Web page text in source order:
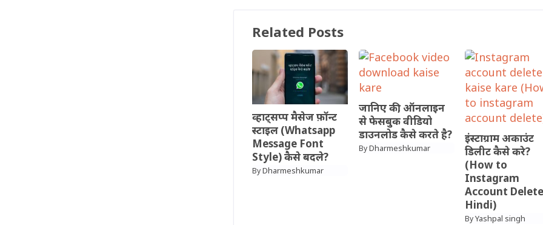
Related Posts
व्हाट्सप्प मैसेज फ़ॉन्ट
स्टाइल (Whatsapp
Message Font
Style) कैसे बदले?
ByDharmeshkumar
जानिए की, ऑनलाइन
से फेसबुक वीडियो
डाउनलोड कैसे करते है?
ByDharmeshkumar
इंस्टाग्राम अकाउंट
डिलीट कैसे करे?
(How to
Instagram
Account
Hindi)
ByYashpal singh